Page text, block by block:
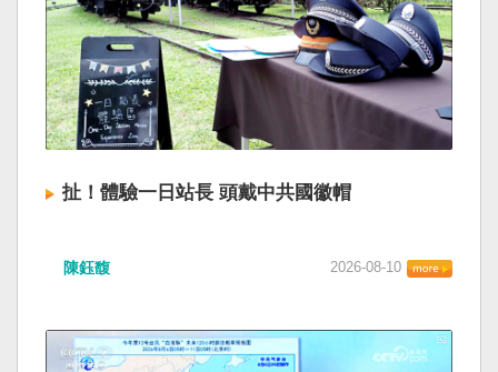
扯！體驗一日站長 頭戴中共國徽帽
陳鈺馥 2026-08-10